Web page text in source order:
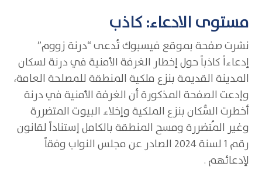
مستوى الادعاء: كاذب
نشرت صفحة بموقع فيسبوك تُدعى “درنة زووم”
إدعاءاً كاذباً حول إخطار الغرفة الأمنية في درنة لسكان
المدينة القديمة بنزع ملكية المنطقة للمصلحة العامة،
وإدعت الصفحة المذكورة أن الغرفة الأمنية في درنة
أخطرت السُّكان بنزع الملكية وإخلاء البيوت المتضررة
وغير المُتضررة ومسح المنطقة بالكامل إستناداً لقانون
رقم 1 لسنة 2024 الصادر عن مجلس النواب وفقاً
لإدعائهم .